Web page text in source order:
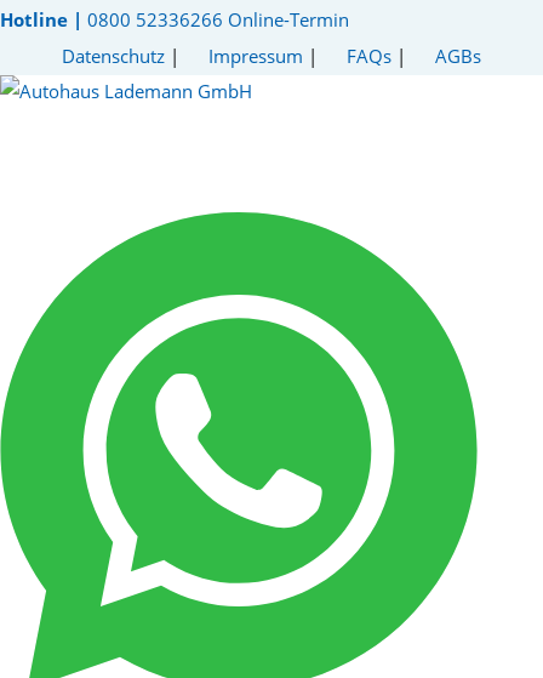
Hotline | 0800 52336266 Online-Termin
Datenschutz | Impressum | FAQs | AGBs